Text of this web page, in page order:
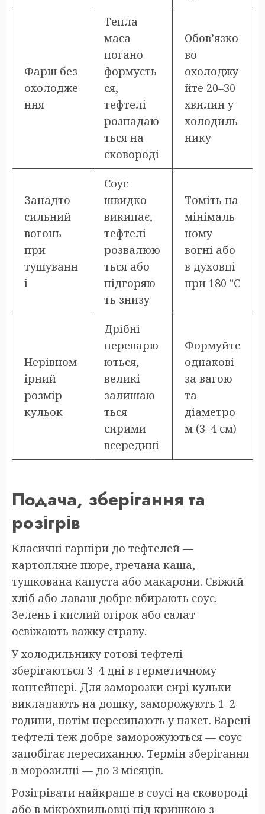
Фарш без
охолодже
ння
Тепла
маса
погано
формуєть
ся,
тефтелі
розпадаю
ться на
сковороді
Обов’язко
во
охолоджу
йте 20–30
хвилин у
холодиль
нику
Занадто
сильний
вогонь
при
тушуванн
і
Соус
швидко
википає,
тефтелі
розвалюю
ться або
підгоряю
ть знизу
Томіть на
мінімаль
ному
вогні або
в духовці
при 180 °C
Нерівном
ірний
розмір
кульок
Дрібні
переварю
ються,
великі
залишаю
ться
сирими
всередині
Формуйте
однакові
за вагою
та
діаметро
м (3–4 см)
Подача, зберігання та
розігрів
Класичні гарніри до тефтелей —
картопляне пюре, гречана каша,
тушкована капуста або макарони. Свіжий
хліб або лаваш добре вбирають соус.
Зелень і кислий огірок або салат
освіжають важку страву.
У холодильнику готові тефтелі
зберігаються 3–4 дні в герметичному
контейнері. Для заморозки сирі кульки
викладають на дошку, заморожують 1–2
години, потім пересипають у пакет. Варені
тефтелі теж добре заморожуються — соус
запобігає пересиханню. Термін зберігання
в морозилці — до 3 місяців.
Розігрівати найкраще в соусі на сковороді
або в мікрохвильовці під кришкою з